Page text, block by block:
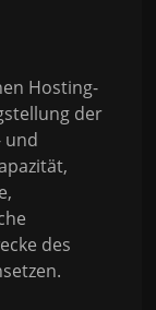
Hosting-
der
und
des